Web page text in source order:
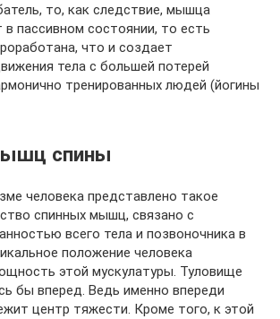
то, как следствие, мышца
в пассивном состоянии, то есть
что и создает
тела с большей потерей
тренированных людей (йогины
спины
человека представлено такое
спинных мышц, связано с
всего тела и позвоночника в
положение человека
этой мускулатуры. Туловище
бы вперед. Ведь именно впереди
центр тяжести. Кроме того, к этой